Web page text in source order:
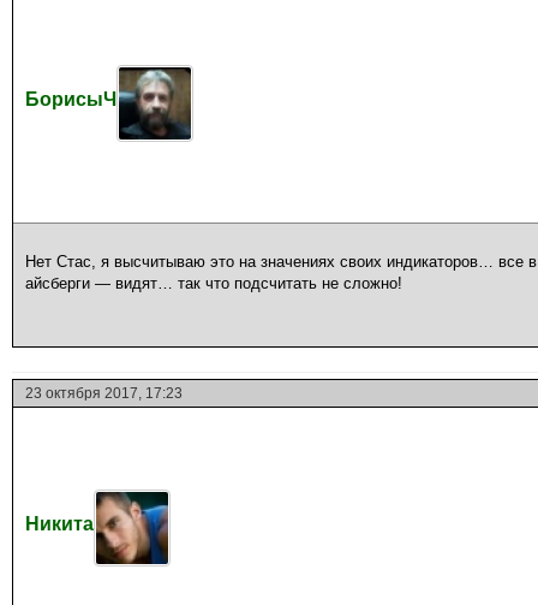
БорисыЧ
Нет Стас, я высчитываю это на значениях своих индикаторов…
айсберги — видят… так что подсчитать не сложно!
23 октября 2017, 17:23
Никита